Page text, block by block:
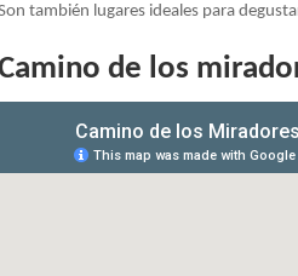
también lugares ideales para
de los